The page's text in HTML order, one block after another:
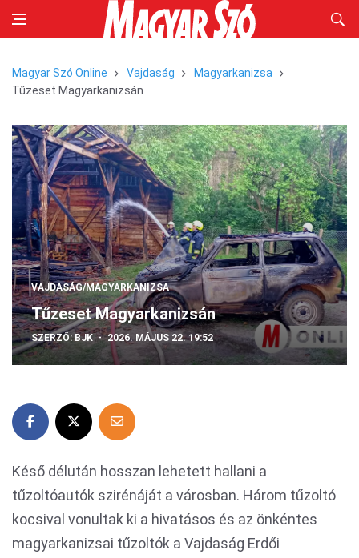
Magyar Szó Online Vajdaság
Magyarkanizsa
Tűzeset Magyarkanizsán
VAJDASÁG/MAGYARKANIZSA
Tűzeset Magyarkanizsán
SZERZŐ:BJK 2026. MÁJUS 22. 19:52
Késő délután hosszan lehetett hallani a
tűzoltóautók szirénáját a városban. Három tűzoltó
kocsival vonultak ki a hivatásos és az önkéntes
magyarkanizsai tűzoltók a Vajdaság Erdői